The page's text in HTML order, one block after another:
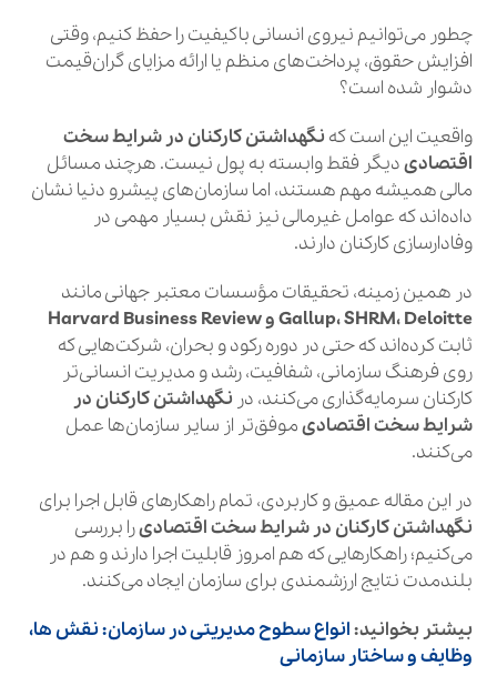
چطور می‌توانیم نیروی انسانی باکیفیت را حفظ کنیم، وقتی
افزایش حقوق، پرداخت‌های منظم یا ارائه مزایای گران‌قیمت
دشوار شده است؟
واقعیت این است که نگهداشتن کارکنان در شرایط سخت
اقتصادیدیگر فقط وابسته به پول نیست. هرچند مسائل
مالی همیشه مهم هستند، اما سازمان‌های پیشرو دنیا نشان
داده‌اند که عوامل غیرمالی نیز نقش بسیار مهمی در
وفادارسازی کارکنان دارند.
در همین زمینه، تحقیقات مؤسسات معتبر جهانی مانند
Gallup، SHRM، Deloitte و Harvard Business Review
ثابت کرده‌اند که حتی در دوره رکود و بحران، شرکت‌هایی که
روی فرهنگ سازمانی، شفافیت، رشد و مدیریت انسانی‌تر
کارکنان سرمایه‌گذاری می‌کنند، در نگهداشتن کارکنان در
شرایط سخت اقتصادیموفق‌تر از سایر سازمان‌ها عمل
می‌کنند.
در این مقاله عمیق و کاربردی، تمام راهکارهای قابل اجرا برای
نگهداشتن کارکنان در شرایط سخت اقتصادیرا بررسی
می‌کنیم؛ راهکارهایی که هم امروز قابلیت اجرا دارند و هم در
بلندمدت نتایج ارزشمندی برای سازمان ایجاد می‌کنند.
بیشتر بخوانید:انواع سطوح مدیریتی در سازمان: نقش‌ ها،
وظایف و ساختار سازمانی